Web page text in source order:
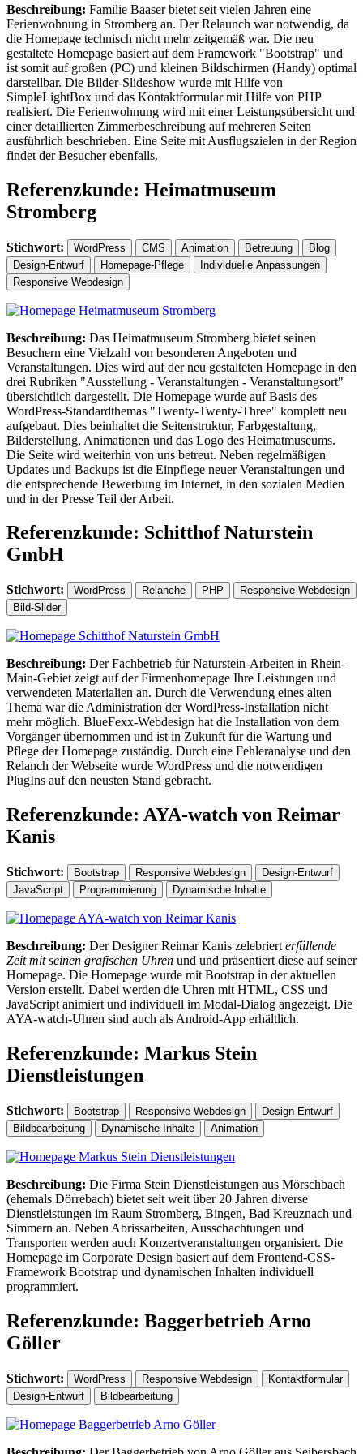
Beschreibung: Familie Baaser bietet seit vielen Jahren eine
Ferienwohnung in Stromberg an. Der Relaunch war notwendig, da
die Homepage technisch nicht mehr zeitgemäß war. Die neu
gestaltete Homepage basiert auf dem Framework "Bootstrap" und
ist somit auf großen (PC) und kleinen Bildschirmen (Handy) optimal
darstellbar. Die Bilder-Slideshow wurde mit Hilfe von
SimpleLightBox und das Kontaktformular mit Hilfe von PHP
realisiert. Die Ferienwohnung wird mit einer Leistungsübersicht und
einer detaillierten Zimmerbeschreibung auf mehreren Seiten
ausführlich beschrieben. Eine Seite mit Ausflugszielen in der Region
findet der Besucher ebenfalls.
Referenzkunde: Heimatmuseum
Stromberg
Stichwort: WordPress CMS Animation Betreuung
Blog
Design-Entwurf
Homepage-Pflege
Individuelle Anpassungen
Responsive Webdesign
Beschreibung: Das Heimatmuseum Stromberg bietet seinen
Besuchern eine Vielzahl von besonderen Angeboten und
Veranstaltungen. Dies wird auf der neu gestalteten Homepage in den
drei Rubriken "Ausstellung - Veranstaltungen - Veranstaltungsort"
übersichtlich dargestellt. Die Homepage wurde auf Basis des
WordPress-Standardthemas "Twenty-Twenty-Three" komplett neu
aufgebaut. Dies beinhaltet die Seitenstruktur, Farbgestaltung,
Bilderstellung, Animationen und das Logo des Heimatmuseums.
Die Seite wird weiterhin von uns betreut. Neben regelmäßigen
Updates und Backups ist die Einpflege neuer Veranstaltungen und
die entsprechende Bewerbung im Internet, in den sozialen Medien
und in der Presse Teil der Arbeit.
Referenzkunde: Schitthof Naturstein
GmbH
Stichwort: WordPress Relanche PHP
Responsive Webdesign
Bild-Slider
Beschreibung: Der Fachbetrieb für Naturstein-Arbeiten in Rhein-
Main-Gebiet zeigt auf der Firmenhomepage Ihre Leistungen und
verwendeten Materialien an. Durch die Verwendung eines alten
Thema war die Administration der WordPress-Installation nicht
mehr möglich. BlueFexx-Webdesign hat die Installation von dem
Vorgänger übernommen und ist in Zukunft für die Wartung und
Pflege der Homepage zuständig. Durch eine Fehleranalyse und den
Relanch der Webseite wurde WordPress und die notwendigen
PlugIns auf den neusten Stand gebracht.
Referenzkunde: AYA-watch von Reimar
Kanis
Stichwort: Bootstrap Responsive Webdesign
Design-Entwurf
JavaScript
Programmierung Dynamische Inhalte
Beschreibung: Der Designer Reimar Kanis zelebriert erfüllende
Zeit mit seinen grafischen Uhren und und präsentiert diese auf seiner
Homepage. Die Homepage wurde mit Bootstrap in der aktuellen
Version erstellt. Dabei werden die Uhren mit HTML, CSS und
JavaScript animiert und individuell im Modal-Dialog angezeigt. Die
AYA-watch-Uhren sind auch als Android-App erhältlich.
Referenzkunde: Markus Stein
Dienstleistungen
Stichwort: Bootstrap Responsive Webdesign
Design-Entwurf
Bildbearbeitung
Dynamische Inhalte Animation
Beschreibung: Die Firma Stein Dienstleistungen aus Mörschbach
(ehemals Dörrebach) bietet seit weit über 20 Jahren diverse
Dienstleistungen im Raum Stromberg, Bingen, Bad Kreuznach und
Simmern an. Neben Abrissarbeiten, Ausschachtungen und
Transporten werden auch Konzertveranstaltungen organisiert. Die
Homepage im Corporate Design basiert auf dem Frontend-CSS-
Framework Bootstrap und dynamischen Inhalten individuell
programmiert.
Referenzkunde: Baggerbetrieb Arno
Göller
Stichwort: WordPress Responsive Webdesign
Kontaktformular
Design-Entwurf
Bildbearbeitung